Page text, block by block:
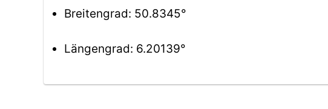
Breitengrad: 50.8345°
Längengrad: 6.20139°